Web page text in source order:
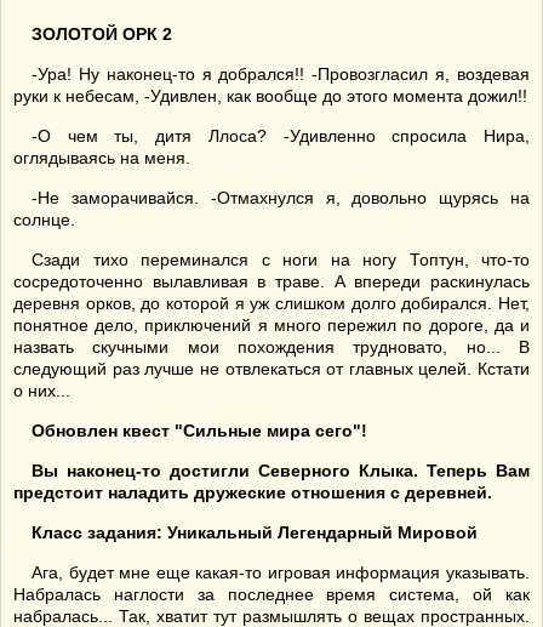
ЗОЛОТОЙ ОРК 2
-Ура! Ну наконец-то я добрался!! -Провозгласил я, воздевая
руки к небесам, -Удивлен, как вообще до этого момента дожил!!
-О чем ты, дитя Ллоса? -Удивленно спросила Нира,
оглядываясь на меня.
-Не заморачивайся. -Отмахнулся я, довольно щурясь на
солнце.
Сзади тихо переминался с ноги на ногу Топтун, что-то
сосредоточенно вылавливая в траве. А впереди раскинулась
деревня орков, до которой я уж слишком долго добирался. Нет,
понятное дело, приключений я много пережил по дороге, да и
назвать скучными мои похождения трудновато, но... В
следующий раз лучше не отвлекаться от главных целей. Кстати
о них...
Обновлен квест "Сильные мира сего"!
Вы наконец-то достигли Северного Клыка. Теперь Вам
предстоит наладить дружеские отношения с деревней.
Класс задания: Уникальный Легендарный Мировой
Ага, будет мне еще какая-то игровая информация указывать.
Набралась наглости за последнее время система, ой как
набралась... Так, хватит тут размышлять о вещах пространных.